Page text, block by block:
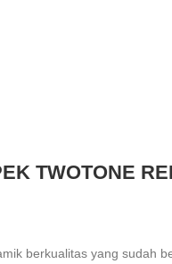
TWOTONE
berkualitas yang sudah